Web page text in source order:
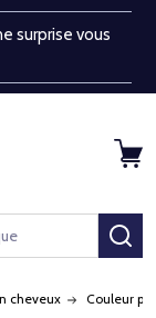
surprise vous
cheveux Couleur